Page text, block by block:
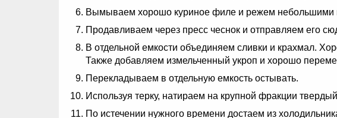
Вымываем хорошо куриное филе и режем небольшими
Продавливаем через пресс чеснок и отправляем его
В отдельной емкости объединяем сливки и крахмал.
Также добавляем измельченный укроп и хорошо
Перекладываем в отдельную емкость остывать.
Используя терку, натираем на крупной фракции
По истечении нужного времени достаем из